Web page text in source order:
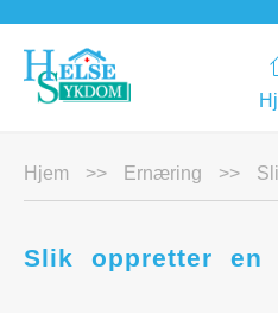
Hjem >> Ernæring >>
Slik oppretter en